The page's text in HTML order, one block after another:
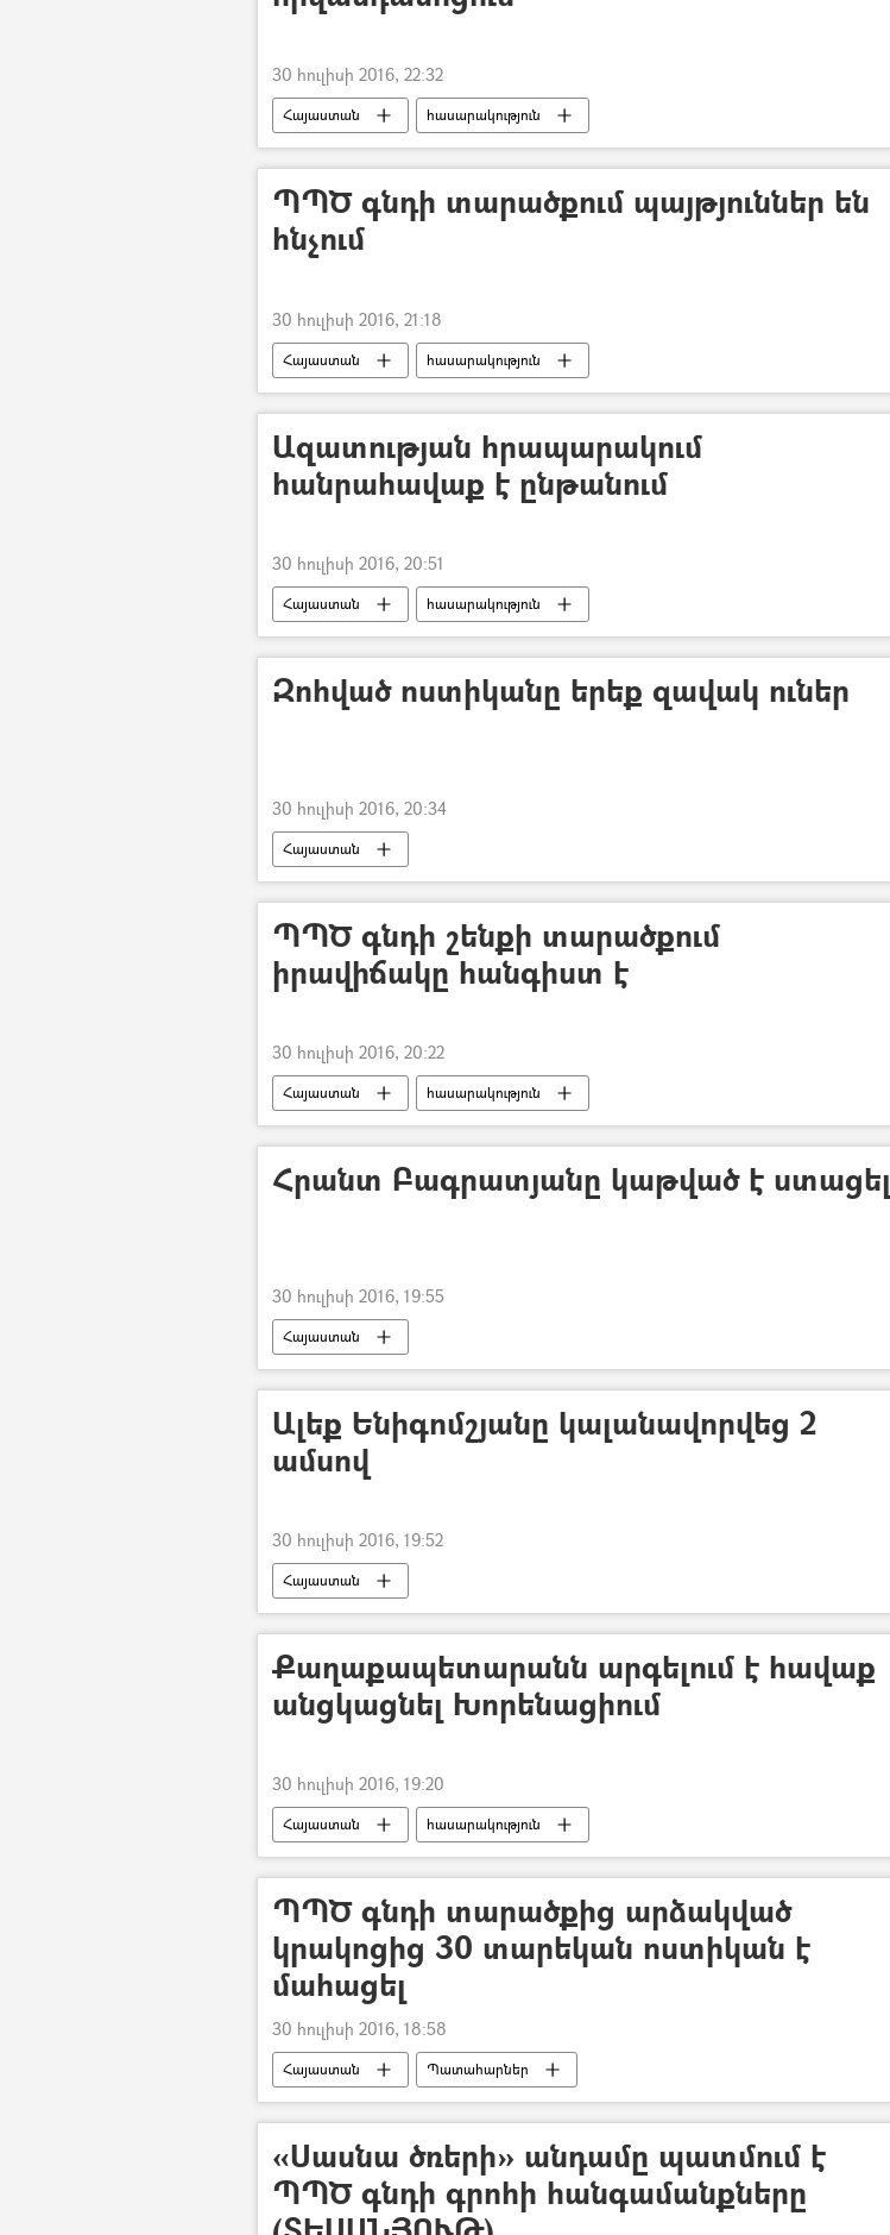
30 հուլիսի 2016, 22:32
Հայաստան հասարակություն
ՊՊԾ գնդի տարածքում պայթյուններ են
հնչում
30 հուլիսի 2016, 21:18
Հայաստան հասարակություն
Ազատության հրապարակում
հանրահավաք է ընթանում
30 հուլիսի 2016, 20:51
Հայաստան հասարակություն
Զոհված ոստիկանը երեք զավակ ուներ
30 հուլիսի 2016, 20:34
Հայաստան
ՊՊԾ գնդի շենքի տարածքում
իրավիճակը հանգիստ է
30 հուլիսի 2016, 20:22
Հայաստան հասարակություն
Հրանտ Բագրատյանը կաթված է ստացել
30 հուլիսի 2016, 19:55
Հայաստան
Ալեք Ենիգոմշյանը կալանավորվեց 2
ամսով
30 հուլիսի 2016, 19:52
Հայաստան
Քաղաքապետարանն արգելում է հավաք
անցկացնել Խորենացիում
30 հուլիսի 2016, 19:20
Հայաստան հասարակություն
ՊՊԾ գնդի տարածքից արձակված
կրակոցից 30 տարեկան ոստիկան է
մահացել
30 հուլիսի 2016, 18:58
Հայաստան Պատահարներ
«Սասնա ծռերի» անդամը պատմում է
ՊՊԾ գնդի գրոհի հանգամանքները